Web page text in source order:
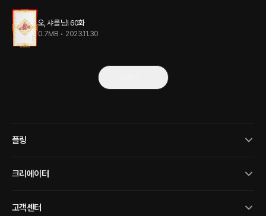
오, 샤를 님! 60화
0.7MB • 2023.11.30
플링
크리에이터
고객센터